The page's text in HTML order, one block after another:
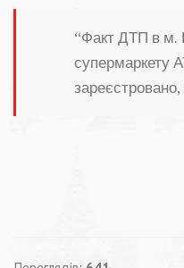
“Факт ДТП в м.
супермаркету